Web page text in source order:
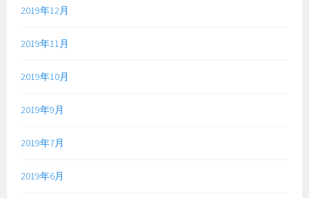
2019年12月
2019年11月
2019年10月
2019年9月
2019年7月
2019年6月